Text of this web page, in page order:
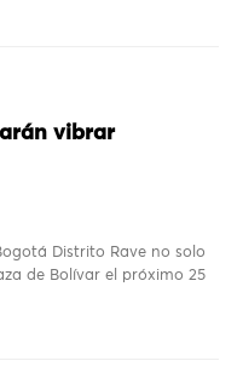
vibrar
Distrito Rave no solo
de Bolívar el próximo 25